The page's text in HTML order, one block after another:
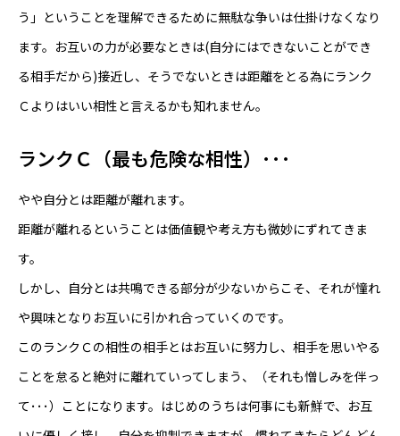
う」ということを理解できるために無駄な争いは仕掛けなくなり
ます。お互いの力が必要なときは(自分にはできないことができ
る相手だから)接近し、そうでないときは距離をとる為にランク
Ｃよりはいい相性と言えるかも知れません。
ランクＣ（最も危険な相性）･･･
やや自分とは距離が離れます。
距離が離れるということは価値観や考え方も微妙にずれてきま
す。
しかし、自分とは共鳴できる部分が少ないからこそ、それが憧れ
や興味となりお互いに引かれ合っていくのです。
このランクＣの相性の相手とはお互いに努力し、相手を思いやる
ことを怠ると絶対に離れていってしまう、（それも憎しみを伴っ
て･･･）ことになります。はじめのうちは何事にも新鮮で、お互